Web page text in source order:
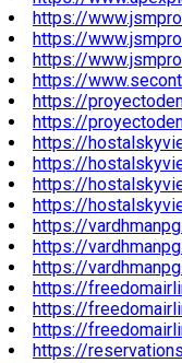
https://
https://
https://
https://
https://
https://
https://
https://
https://
https://
https://
https://
https://
https://
https://
https://
https://